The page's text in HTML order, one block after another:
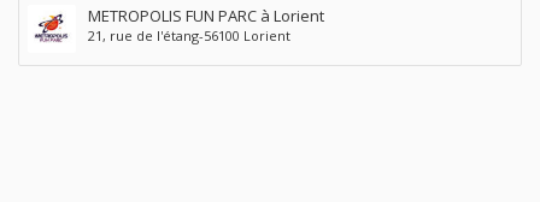
METROPOLIS FUN PARC à Lorient
21, rue de l'étang-56100 Lorient